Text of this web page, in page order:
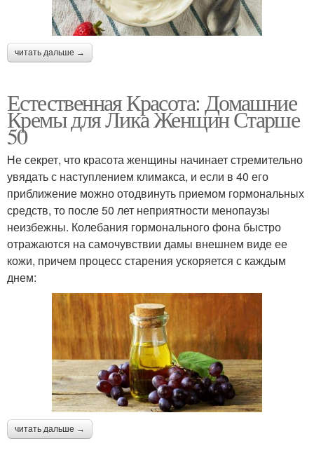
читать дальше →
Естественная Красота: Домашние
Кремы для Лика Женщин Старше
50
Не секрет, что красота женщины начинает стремительно
увядать с наступлением климакса, и если в 40 его
приближение можно отодвинуть приемом гормональных
средств, то после 50 лет неприятности менопаузы
неизбежны. Колебания гормонального фона быстро
отражаются на самочувствии дамы внешнем виде ее
кожи, причем процесс старения ускоряется с каждым
днем:
читать дальше →